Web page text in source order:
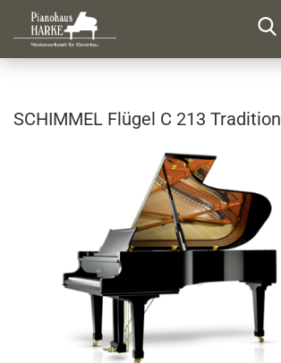
SCHIM­MEL Flü­gel C 213 Tra­di­ti­on